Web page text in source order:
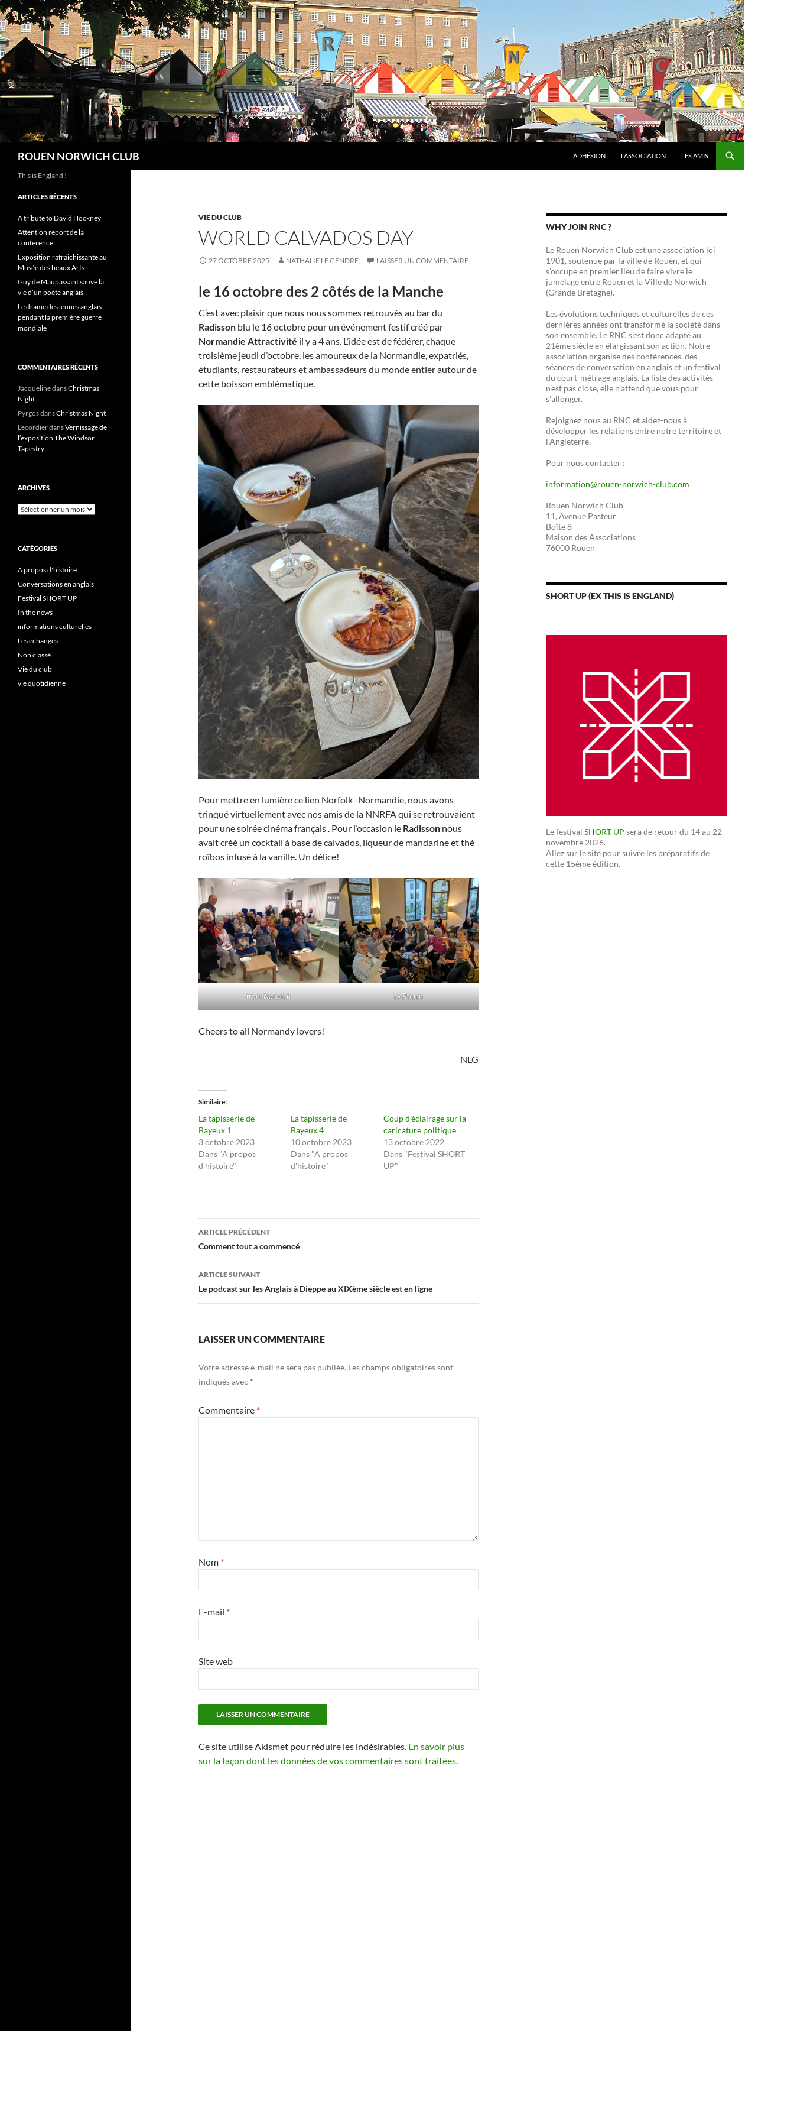
Aller
au
contenu
ROUEN NORWICH CLUB ADHÉSION L’ASSOCIATION LES AMIS
VIE DU CLUB
WORLD CALVADOS DAY
27 OCTOBRE 2025 NATHALIE LE GENDRE LAISSER UN COMMENTAIRE
le 16 octobre des 2 côtés de la Manche
C’est avec plaisir que nous nous sommes retrouvés au bar du
Radisson blu le 16 octobre pour un événement festif créé par
Normandie Attractivité il y a 4 ans. L’idée est de fédérer, chaque
troisième jeudi d’octobre, les amoureux de la Normandie, expatriés,
étudiants, restaurateurs et ambassadeurs du monde entier autour de
cette boisson emblématique.
Pour mettre en lumière ce lien Norfolk -Normandie, nous avons
trinqué virtuellement avec nos amis de la NNRFA qui se retrouvaient
pour une soirée cinéma français . Pour l’occasion le Radisson nous
avait créé un cocktail à base de calvados, liqueur de mandarine et thé
roïbos infusé à la vanille. Un délice!
from Norwich to Rouen
Cheers to all Normandy lovers!
NLG
Similaire
La tapisserie de
Bayeux 1
3 octobre 2023
Dans "A propos
d'histoire"
La tapisserie de
Bayeux 4
10 octobre 2023
Dans "A propos
d'histoire"
Coup d’éclairage sur la
caricature politique
13 octobre 2022
Dans "Festival SHORT
UP"
Navigation
des
articles
ARTICLE PRÉCÉDENT
Comment tout a commencé
ARTICLE SUIVANT
Le podcast sur les Anglais à Dieppe au XIXème siècle est en ligne
LAISSER UN COMMENTAIRE
Votre adresse e-mail ne sera pas publiée. Les champs obligatoires sont
indiqués avec *
Commentaire *
Nom *
E-mail *
Site web
Ce site utilise Akismet pour réduire les indésirables. En savoir plus
sur la façon dont les données de vos commentaires sont traitées
WHY JOIN RNC ?
Le Rouen Norwich Club est une association loi
1901, soutenue par la ville de Rouen, et qui
s’occupe en premier lieu de faire vivre le
jumelage entre Rouen et la Ville de Norwich
(Grande Bretagne).
Les évolutions techniques et culturelles de ces
dernières années ont transformé la société dans
son ensemble. Le RNC s’est donc adapté au
21ème siècle en élargissant son action. Notre
association organise des conférences, des
séances de conversation en anglais et un festival
du court-métrage anglais. La liste des activités
n’est pas close, elle n’attend que vous pour
s’allonger.
Rejoignez nous au RNC et aidez-nous à
développer les relations entre notre territoire et
l’Angleterre.
Pour nous contacter :
information@rouen-norwich-club.com
Rouen Norwich Club
11, Avenue Pasteur
Boîte 8
Maison des Associations
76000 Rouen
SHORT UP (EX THIS IS ENGLAND)
Le festival SHORT UP sera de retour du 14 au 22
novembre 2026.
Allez sur le site pour suivre les préparatifs de
cette 15ème édition.
This is England !
ARTICLES RÉCENTS
A tribute to David Hockney
Attention report de la
conférence
Exposition rafraichissante au
Musée des beaux Arts
Guy de Maupassant sauve la
vie d’un poète anglais
Le drame des jeunes anglais
pendant la première guerre
mondiale
COMMENTAIRES RÉCENTS
JacquelinedansChristmas
Night
PyrgosdansChristmas Night
LecordierdansVernissage de
l’exposition The Windsor
Tapestry
ARCHIVES
Archives
CATÉGORIES
A propos d'histoire
Conversations en anglais
Festival SHORT UP
In the news
informations culturelles
Les échanges
Non classé
Vie du club
vie quotidienne